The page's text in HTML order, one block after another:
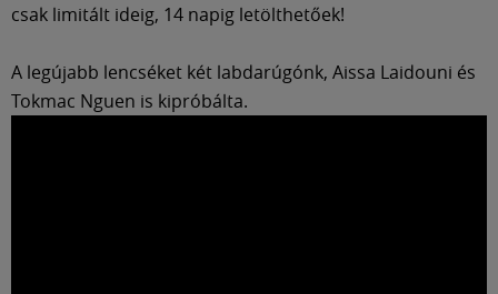
csak limitált ideig, 14 napig letölthetőek!
A legújabb lencséket két labdarúgónk, Aissa Laidouni és
Tokmac Nguen is kipróbálta.